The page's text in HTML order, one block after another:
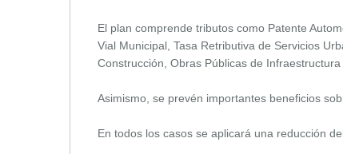
El plan comprende tributos como Patente
Vial Municipal, Tasa Retributiva de Servicios
Construcción, Obras Públicas de
Asimismo, se prevén importantes beneficios
En todos los casos se aplicará una reducción